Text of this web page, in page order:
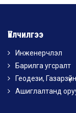
Үйлчилгээ
Инженерчлэл
Барилга угсралт
Геодези,
Ашиглалтанд